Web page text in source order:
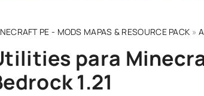
PE - MODS MAPAS & RESOURCE PACK »
para
1.21